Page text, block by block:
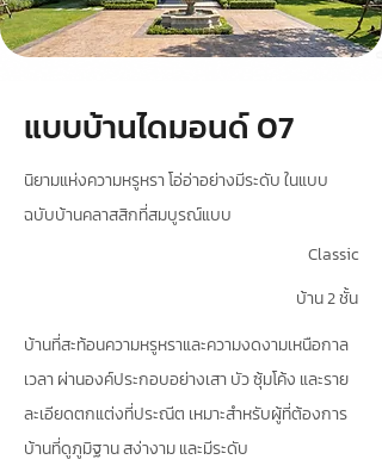
แบบบ้านไดมอนด์ 07
นิยามแห่งความหรูหรา โอ่อ่าอย่างมีระดับ ในแบบ
ฉบับบ้านคลาสสิกที่สมบูรณ์แบบ
Classic
บ้าน 2 ชั้น
บ้านที่สะท้อนความหรูหราและความงดงามเหนือกาล
เวลา ผ่านองค์ประกอบอย่างเสา บัว ซุ้มโค้ง และราย
ละเอียดตกแต่งที่ประณีต เหมาะสำหรับผู้ที่ต้องการ
บ้านที่ดูภูมิฐาน สง่างาม และมีระดับ